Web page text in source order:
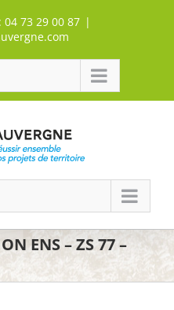
04 73 29 00 87 |
ENS – ZS 77 –